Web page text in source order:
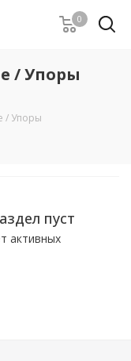
0
/ Упоры
/ Упоры
пуст
активных